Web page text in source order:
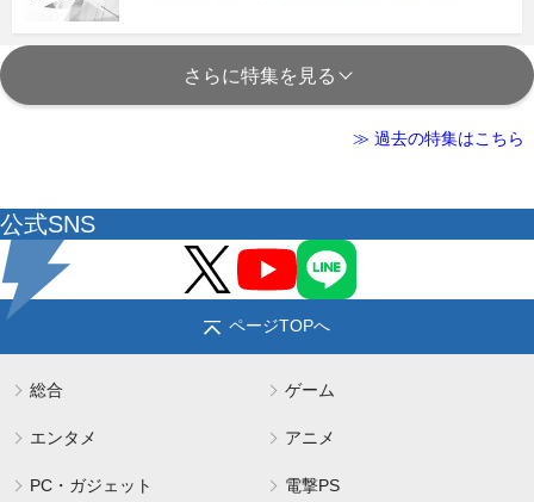
さらに特集を見る
≫ 過去の特集はこちら
公式SNS
ページTOPへ
総合 ゲーム
エンタメ アニメ
PC・ガジェット 電撃PS